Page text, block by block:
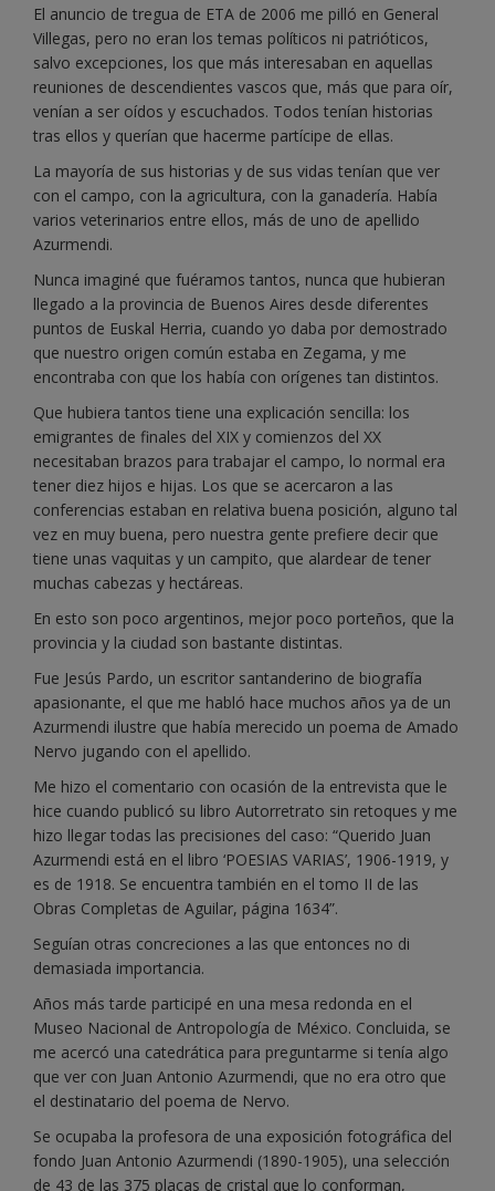
El anuncio de tregua de ETA de 2006 me pilló en General
Villegas, pero no eran los temas políticos ni patrióticos,
salvo excepciones, los que más interesaban en aquellas
reuniones de descendientes vascos que, más que para oír,
venían a ser oídos y escuchados. Todos tenían historias
tras ellos y querían que hacerme partícipe de ellas.
La mayoría de sus historias y de sus vidas tenían que ver
con el campo, con la agricultura, con la ganadería. Había
varios veterinarios entre ellos, más de uno de apellido
Azurmendi.
Nunca imaginé que fuéramos tantos, nunca que hubieran
llegado a la provincia de Buenos Aires desde diferentes
puntos de Euskal Herria, cuando yo daba por demostrado
que nuestro origen común estaba en Zegama, y me
encontraba con que los había con orígenes tan distintos.
Que hubiera tantos tiene una explicación sencilla: los
emigrantes de finales del XIX y comienzos del XX
necesitaban brazos para trabajar el campo, lo normal era
tener diez hijos e hijas. Los que se acercaron a las
conferencias estaban en relativa buena posición, alguno tal
vez en muy buena, pero nuestra gente prefiere decir que
tiene unas vaquitas y un campito, que alardear de tener
muchas cabezas y hectáreas.
En esto son poco argentinos, mejor poco porteños, que la
provincia y la ciudad son bastante distintas.
Fue Jesús Pardo, un escritor santanderino de biografía
apasionante, el que me habló hace muchos años ya de un
Azurmendi ilustre que había merecido un poema de Amado
Nervo jugando con el apellido.
Me hizo el comentario con ocasión de la entrevista que le
hice cuando publicó su libro Autorretrato sin retoques y me
hizo llegar todas las precisiones del caso: “Querido Juan
Azurmendi está en el libro ‘POESIAS VARIAS’, 1906-1919, y
es de 1918. Se encuentra también en el tomo II de las
Obras Completas de Aguilar, página 1634”.
Seguían otras concreciones a las que entonces no di
demasiada importancia.
Años más tarde participé en una mesa redonda en el
Museo Nacional de Antropología de México. Concluida, se
me acercó una catedrática para preguntarme si tenía algo
que ver con Juan Antonio Azurmendi, que no era otro que
el destinatario del poema de Nervo.
Se ocupaba la profesora de una exposición fotográfica del
fondo Juan Antonio Azurmendi (1890-1905), una selección
de 43 de las 375 placas de cristal que lo conforman,